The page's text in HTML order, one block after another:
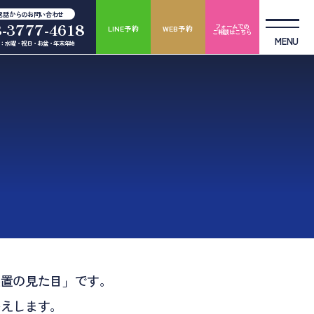
話からのお問い合わせ
3777-4618
水曜・祝日・お盆・年末年始
LINE予約 WEB予約 フォームでの
ご相談はこちら
MENU
の見た目」です。
します。